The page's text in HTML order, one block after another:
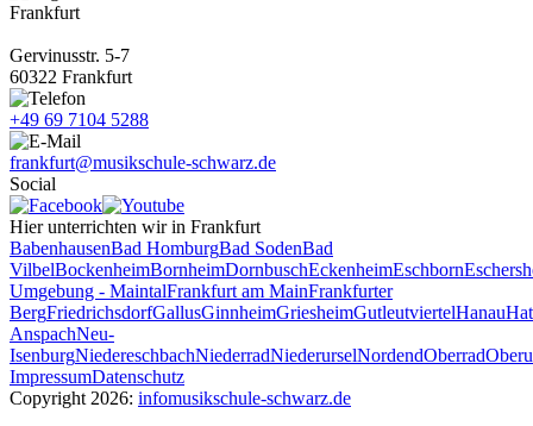
Frankfurt
Gervinusstr. 5-7
60322 Frankfurt
+49 69 7104 5288
frankfurt@musikschule-schwarz.de
Social
Hier unterrichten wir in Frankfurt
BabenhausenBad HomburgBad SodenBad
VilbelBockenheimBornheimDornbuschEckenheimEschborn
Umgebung - MaintalFrankfurt am MainFrankfurter
BergFriedrichsdorfGallusGinnheimGriesheimGutleutviertelHanau
AnspachNeu-
IsenburgNiedereschbachNiederradNiederurselNordendOberrad
ImpressumDatenschutz
Copyright 2026: infomusikschule-schwarz.de